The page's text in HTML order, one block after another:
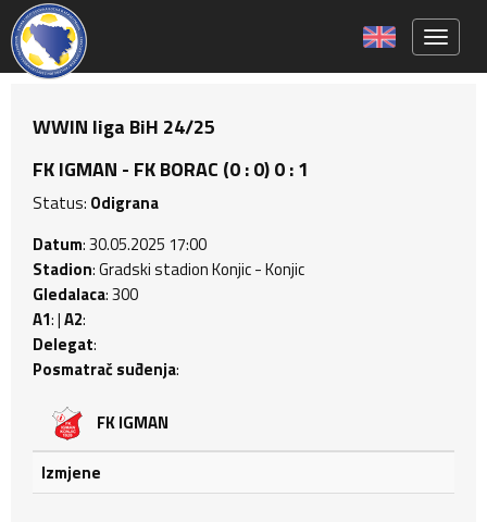
WWIN liga BiH 24/25
FK IGMAN - FK BORAC (0 : 0) 0 : 1
Status: Odigrana
Datum: 30.05.2025 17:00
Stadion: Gradski stadion Konjic - Konjic
Gledalaca: 300
A1: |A2:
Delegat:
Posmatrač suđenja:
FK IGMAN
Izmjene